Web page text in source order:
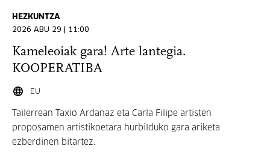
HEZKUNTZA
2026 ABU 29 | 11:00
Kameleoiak gara! Arte lantegia.
KOOPERATIBA
EU
Tailerrean Taxio Ardanaz eta Carla Filipe artisten
proposamen artistikoetara hurbilduko gara ariketa
ezberdinen bitartez.